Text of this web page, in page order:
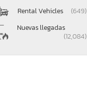
Rental Vehicles
(649)
Nuevas llegadas
(12,084)